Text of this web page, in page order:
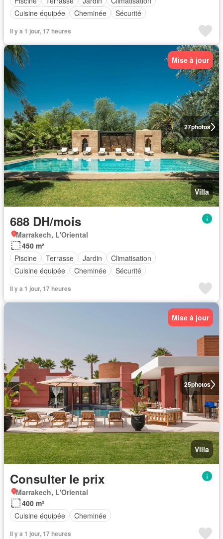
Cuisine équipée
Cheminée Sécurité
Il y a 1 jour, 17 heures
27photos
Mise à jour
Villa
688 DH/mois
Marrakech, L'Oriental
450 m²
Piscine
Terrasse Jardin
Climatisation
Cuisine équipée
Cheminée Sécurité
Il y a 1 jour, 17 heures
25photos
Mise à jour
Villa
Consulter le prix
Marrakech, L'Oriental
400 m²
Cuisine équipée
Cheminée
Il y a 1 jour, 17 heures